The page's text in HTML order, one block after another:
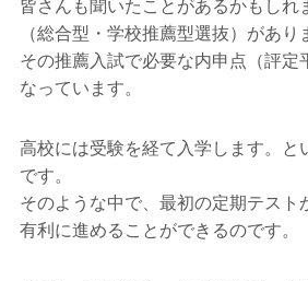
皆さんも聞いたことがあるかもし
（総合型・学校推薦型選抜）があり
その推薦入試で必要な内申点（評
なっています。
高校には受験を経て入学します。と
です。
そのような中で、最初の定期テス
有利に進めることができるのです。